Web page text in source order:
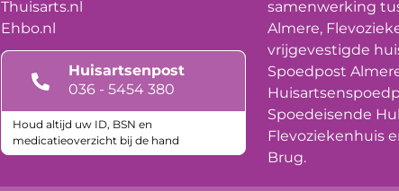
Thuisarts.nl
Ehbo.nl
Huisartsenpost
036 - 5454 380
Houd altijd uw ID, BSN en
medicatieoverzicht bij de hand
samenwerking
Almere,
vrijgevestigde
Spoedpost
Spoedeisende
Flevoziekenhuis
Brug.